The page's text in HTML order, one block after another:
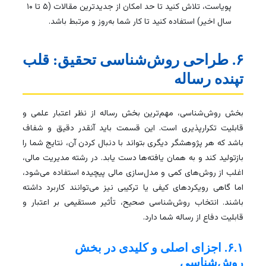
پویاست، تلاش کنید تا حد امکان از جدیدترین مقالات (۵ تا ۱۰
سال اخیر) استفاده کنید تا کار شما به‌روز و مرتبط باشد.
۶. طراحی روش‌شناسی تحقیق: قلب
تپنده رساله
بخش روش‌شناسی، مهم‌ترین بخش رساله از نظر اعتبار علمی و
قابلیت تکرارپذیری است. این قسمت باید آنقدر دقیق و شفاف
باشد که هر پژوهشگر دیگری بتواند با دنبال کردن آن، نتایج شما را
بازتولید کند و به همان یافته‌ها دست یابد. در رشته مدیریت مالی،
اغلب از روش‌های کمی و مدل‌سازی مالی پیچیده استفاده می‌شود،
اما گاهی رویکردهای کیفی یا ترکیبی نیز می‌توانند کاربرد داشته
باشند. انتخاب روش‌شناسی صحیح، تأثیر مستقیمی بر اعتبار و
قابلیت دفاع از رساله شما دارد.
۶.۱. اجزای اصلی و کلیدی در بخش
روش‌شناسی